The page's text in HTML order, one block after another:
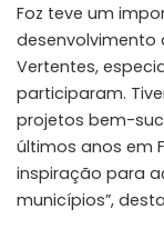
Foz teve um
desenvolvimento
Vertentes,
participaram.
projetos bem-
últimos anos em
inspiração para
municípios”,